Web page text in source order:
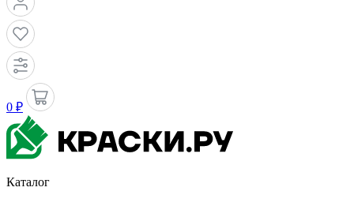
0 ₽
Каталог